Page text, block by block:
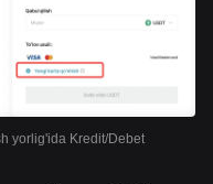
yorlig'ida Kredit/Debet